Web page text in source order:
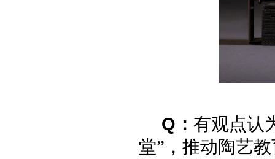
Q：有观点认
堂”，推动陶艺